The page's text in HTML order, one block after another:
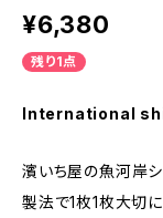
¥6,380
残り1点
International
濱いち屋の魚河岸
製法で1枚1枚大切